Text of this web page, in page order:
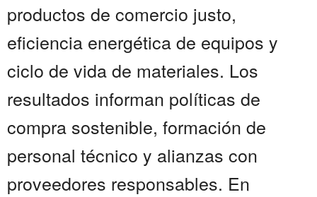
productos de comercio justo,
eficiencia energética de equipos y
ciclo de vida de materiales. Los
resultados informan políticas de
compra sostenible, formación de
personal técnico y alianzas con
proveedores responsables. En